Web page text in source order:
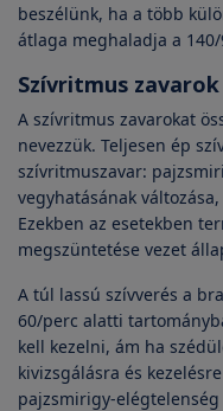
beszélünk, ha a több
átlaga meghaladja a
Szívritmus zavarok
A szívritmus zavarokat
nevezzük. Teljesen ép
szívritmuszavar:
vegyhatásának
Ezekben az esetekben
megszüntetése vezet
A túl lassú szívverés a
60/perc alatti
kell kezelni, ám ha
kivizsgálásra és
pajzsmirigy-